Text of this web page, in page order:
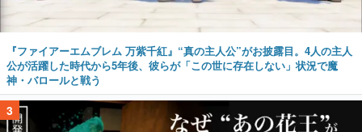
『ファイアーエムブレム 万紫千紅』“真の主人公”がお披露目。4人の主人
公が活躍した時代から5年後、彼らが「この世に存在しない」状況で魔
神・バロールと戦う
3